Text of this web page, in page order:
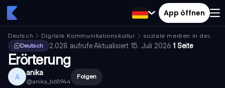
App öffnen
Deutsch Digitale Kommunikationskultur
soziale medien in
Deutsch
2.028 aufrufe·Aktualisiert 15. Juli 2026·1 Seite
Erörterung
A anika
@anika_b65944
Folgen